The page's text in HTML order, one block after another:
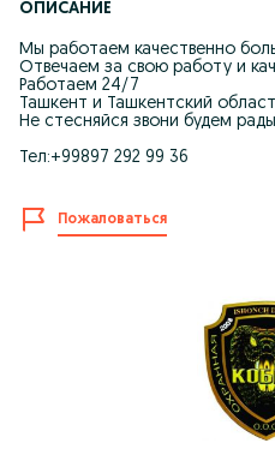
ОПИСАНИЕ
Мы работаем качественно
Отвечаем за свою работу и
Работаем 24/7
Ташкент и Ташкентский
Не стесняйся звони будем рады
Тел:+99897 292 99 36
Пожаловаться